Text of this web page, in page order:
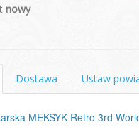
nowy
Dostawa Ustaw
MEKSYK Retro 3rd